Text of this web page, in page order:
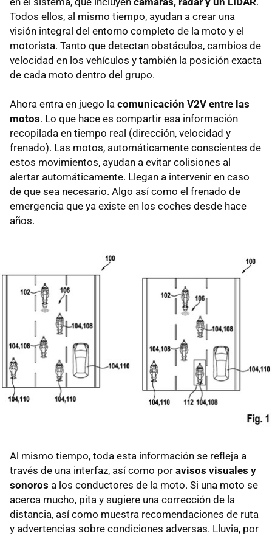
Todos ellos, al mismo tiempo, ayudan a crear una
visión integral del entorno completo de la moto y el
motorista. Tanto que detectan obstáculos, cambios de
velocidad en los vehículos y también la posición exacta
de cada moto dentro del grupo.
Ahora entra en juego la comunicación V2V entre las
motos. Lo que hace es compartir esa información
recopilada en tiempo real (dirección, velocidad y
frenado). Las motos, automáticamente conscientes de
estos movimientos, ayudan a evitar colisiones al
alertar automáticamente. Llegan a intervenir en caso
de que sea necesario. Algo así como el frenado de
emergencia que ya existe en los coches desde hace
años.
Al mismo tiempo, toda esta información se refleja a
través de una interfaz, así como por avisos visuales y
sonoros a los conductores de la moto. Si una moto se
acerca mucho, pita y sugiere una corrección de la
distancia, así como muestra recomendaciones de ruta
y advertencias sobre condiciones adversas. Lluvia, por